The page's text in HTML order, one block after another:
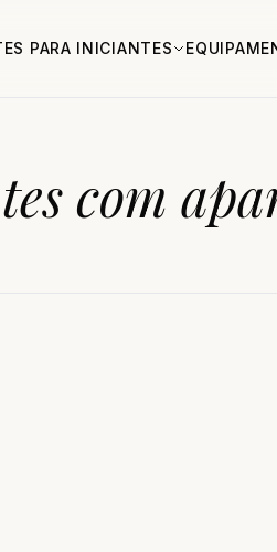
PARA INICIANTES
com